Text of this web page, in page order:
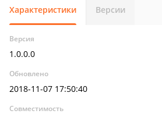
Характеристики Версии
Версия
1.0.0.0
Обновлено
2018-11-07 17:50:40
Совместимость